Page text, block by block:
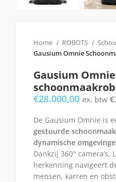
Home ROBOTS
Gausium Omnie
Gausium Omnie
€28.000,00 ex. btw €
De Gausium Omnie is
gestuurde
dynamische
Dankzij 360° camera’s,
herkenning navigeert
mensen, karren en